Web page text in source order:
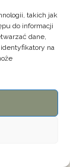
takich jak
do informacji
dane,
na